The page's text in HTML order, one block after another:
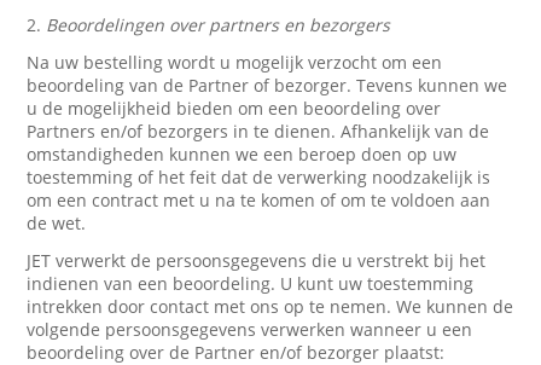
2. Beoordelingen over partners en bezorgers
Na uw bestelling wordt u mogelijk verzocht om een
beoordeling van de Partner of bezorger. Tevens kunnen we
u de mogelijkheid bieden om een beoordeling over
Partners en/of bezorgers in te dienen. Afhankelijk van de
omstandigheden kunnen we een beroep doen op uw
toestemming of het feit dat de verwerking noodzakelijk is
om een contract met u na te komen of om te voldoen aan
de wet.
JET verwerkt de persoonsgegevens die u verstrekt bij het
indienen van een beoordeling. U kunt uw toestemming
intrekken door contact met ons op te nemen. We kunnen de
volgende persoonsgegevens verwerken wanneer u een
beoordeling over de Partner en/of bezorger plaatst: